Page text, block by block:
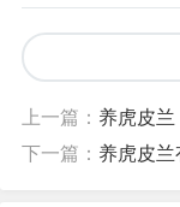
只要你们能够对虎皮
兰经过你们细心照料